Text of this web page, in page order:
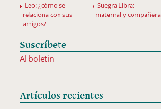
Leo: ¿cómo se
relaciona con sus
amigos?
Suegra Libra:
maternal y compañera
Suscríbete
Al boletin
Artículos recientes